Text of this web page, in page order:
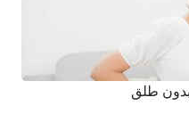
بدون طلق